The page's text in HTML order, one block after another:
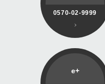
0570-02-9999
e+